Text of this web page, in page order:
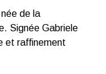
de la
Signée Gabriele
et raffinement